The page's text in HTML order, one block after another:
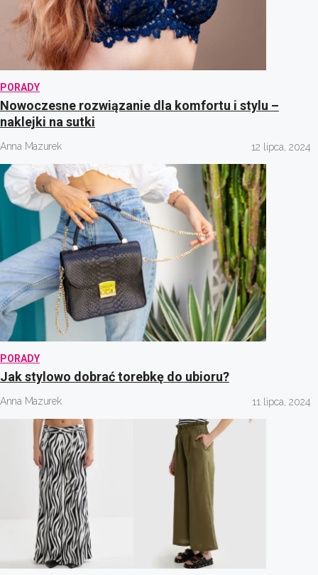
PORADY
Nowoczesne rozwiązanie dla komfortu i stylu –
naklejki na sutki
Anna Mazurek 12 lipca, 2024
PORADY
Jak stylowo dobrać torebkę do ubioru?
Anna Mazurek 11 lipca, 2024